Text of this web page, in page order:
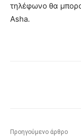
τηλέφωνο θα
Asha.
Προηγούμενο άρθρο